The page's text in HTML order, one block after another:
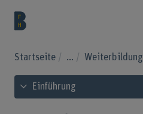
Startseite ... Weiterbildung
Inhaltsverzeichnis ansehen
Einführung